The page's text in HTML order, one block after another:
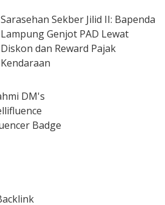
Sarasehan Sekber Jilid II: Bapenda
Lampung Genjot PAD Lewat
Diskon dan Reward Pajak
Kendaraan